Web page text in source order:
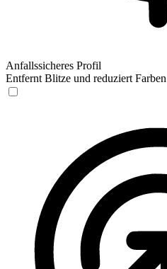
Anfallssicheres Profil
Entfernt Blitze und reduziert Farben